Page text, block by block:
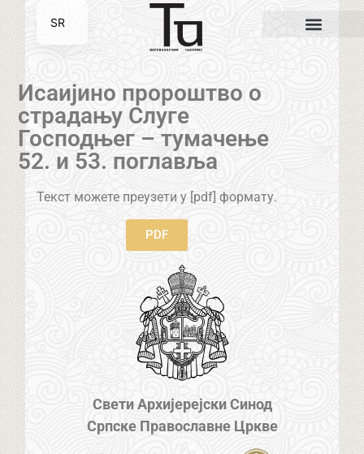
Исаијинo пророштво о
страдању Слуге
Господњег – тумачење
52. и 53. поглавља
Текст можете преузети у [pdf] формату.
PDF
Свети Архијерејски Синод
Српске Православне Цркве
SR
EN